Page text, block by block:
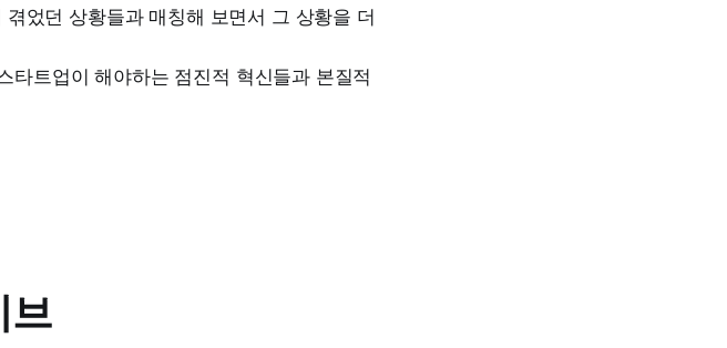
었던 상황들과 매칭해 보면서 그 상황을 더
트업이 해야하는 점진적 혁신들과 본질적
브